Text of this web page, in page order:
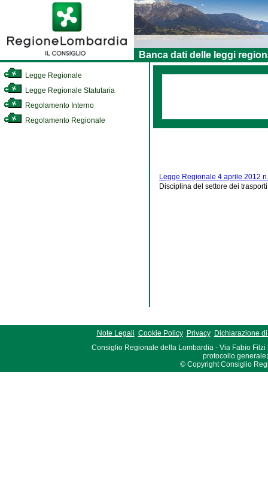
Banca dati delle leggi
Legge Regionale
Legge Regionale Statutaria
Regolamento Interno
Regolamento Regionale
Legge Regionale 4 aprile 2012
Disciplina del settore dei trasporti
Note Legali Cookie Policy Privacy
Dichiarazione
Consiglio Regionale della Lombardia - Via Fabio Filzi
© Copyright Consiglio